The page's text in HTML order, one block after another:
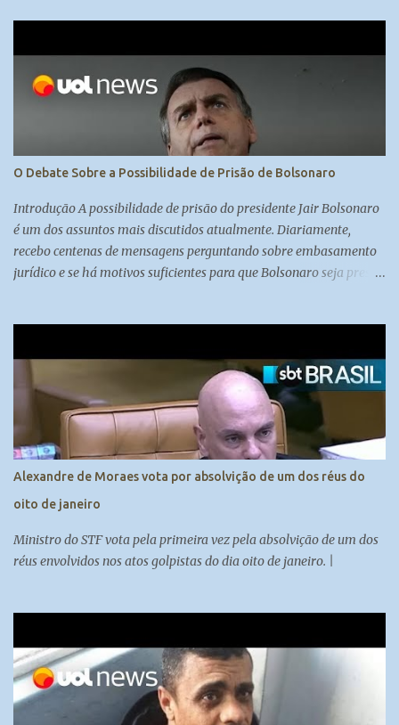
O Debate Sobre a Possibilidade de Prisão de Bolsonaro
Introdução A possibilidade de prisão do presidente Jair Bolsonaro
é um dos assuntos mais discutidos atualmente. Diariamente,
recebo centenas de mensagens perguntando sobre embasamento
jurídico e se há motivos suficientes para que Bolsonaro seja preso.
não. A Decisão do Supremo Tribunal Federal O direito,
diferentemente da matemática, comporta duas respostas: sim ou
não. O STF, como uma corte política, pondera prós e contras antes
de tomar uma decisão de impacto como essa. Embora existam
motivos para prender Bolsonaro, os ministros consideram que não
há clima para ordenar sua prisão no momento. Prender Bolsonaro
poderia causar comoção na sociedade, o que vai contra a
manutenção da ordem pública. Os ...
Alexandre de Moraes vota por absolvição de um dos réus do
oito de janeiro
Ministro do STF vota pela primeira vez pela absolvição de um dos
réus envolvidos nos atos golpistas do dia oito de janeiro. |